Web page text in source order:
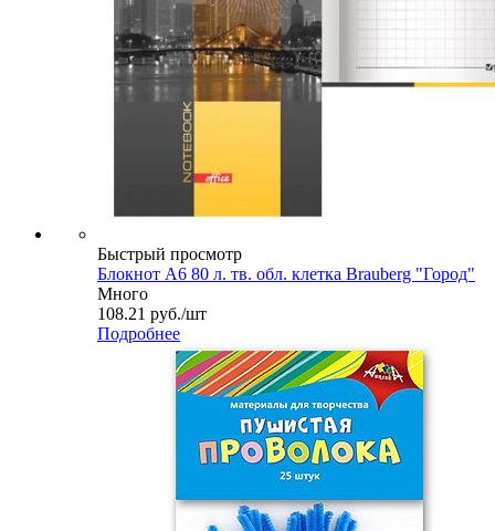
Быстрый просмотр
Блокнот А6 80 л. тв. обл. клетка Brauberg "Город"
Много
108.21 руб./шт
Подробнее